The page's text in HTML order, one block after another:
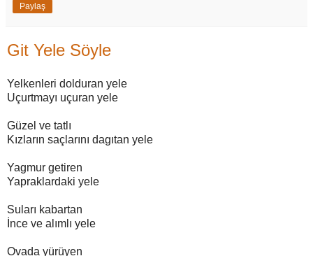
Paylaş
Git Yele Söyle
Yelkenleri dolduran yele
Uçurtmayı uçuran yele
Güzel ve tatlı
Kızların saçlarını dagıtan yele
Yagmur getiren
Yapraklardaki yele
Suları kabartan
İnce ve alımlı yele
Ovada yürüyen